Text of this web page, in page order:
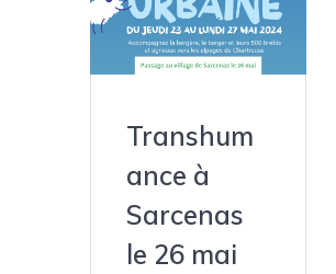
Transhum
ance à
Sarcenas
le 26 mai